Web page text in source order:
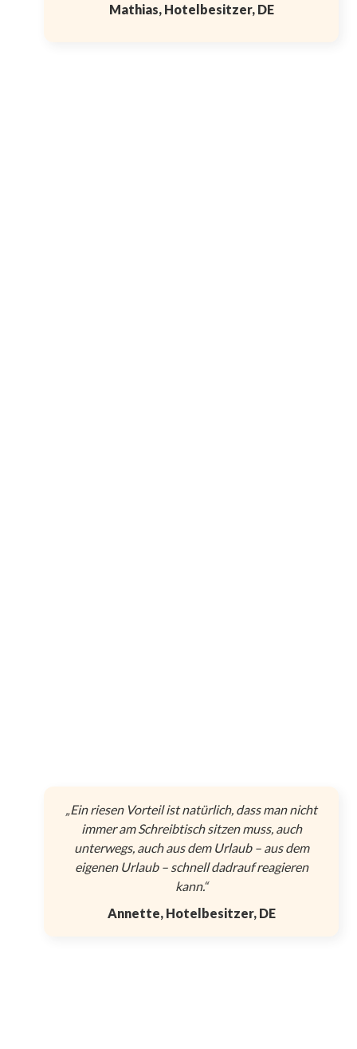
Mathias, Hotelbesitzer, DE
„Ein riesen Vorteil ist natürlich, dass man nicht
immer am Schreibtisch sitzen muss, auch
unterwegs, auch aus dem Urlaub – aus dem
eigenen Urlaub – schnell dadrauf reagieren
kann.“
Annette, Hotelbesitzer, DE